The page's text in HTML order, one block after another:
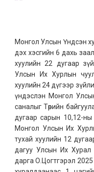
Монгол Улсын Үндсэн
дэх хэсгийн 6 дахь
хуулийн 22 дугаар
Улсын Их Хурлын
хуулийн 24 дүгээр
үндэслэн Монгол
саналыг Төрийн
дугаар сарын 10,12-ны
Монгол Улсын Их
тухай хуулийн 12
дагуу Улсын Их
дарга О.Цогтгэрэл